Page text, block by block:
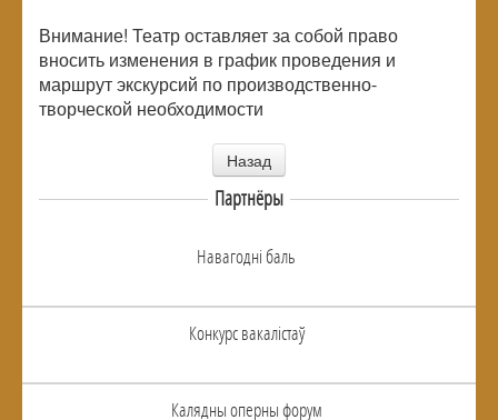
Внимание! Театр оставляет за собой право
вносить изменения в график проведения и
маршрут экскурсий по производственно-
творческой необходимости
Назад
Партнёры
Навагоднi баль
Конкурс вакалiстаў
Калядны оперны форум